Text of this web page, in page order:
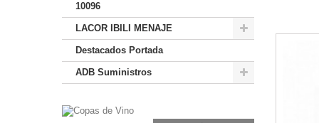
10096
LACOR IBILI MENAJE
Destacados Portada
ADB Suministros